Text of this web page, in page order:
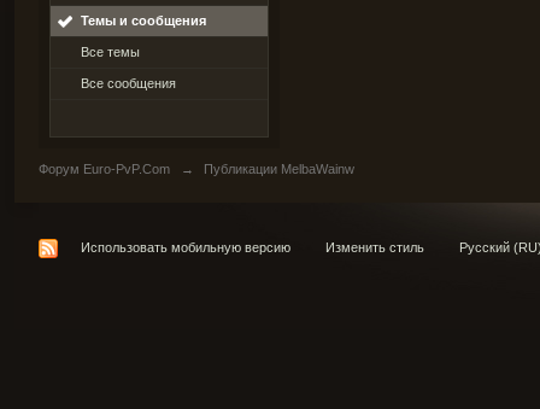
Темы и сообщения
Все темы
Все сообщения
Форум Euro-PvP.Com → Публикации MelbaWainw
Использовать мобильную версию Изменить стиль Русский